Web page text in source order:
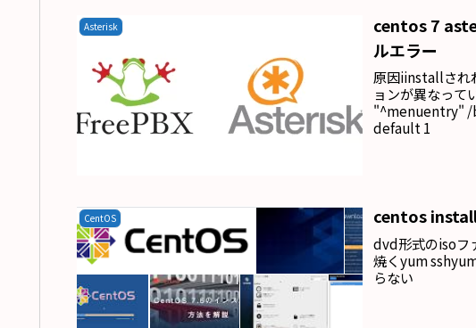
Asterisk
centos 7
ルエラー
原因iinstallされ
ョンが異なっ
"^menuentry"
default 1
CentOS centos
dvd形式のisoフ
焼くyum
らない